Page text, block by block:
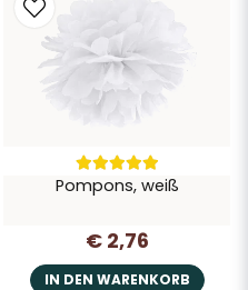
Pompons, weiß
€ 2,76
IN DEN WARENKORB